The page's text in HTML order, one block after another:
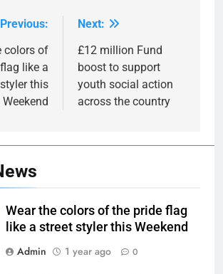
Previous:
colors of
like a
this
Weekend
Next:
£12 million Fund
boost to support
youth social action
across the country
Wear the colors of the pride flag
like a street styler this Weekend
Admin
1 year ago 0